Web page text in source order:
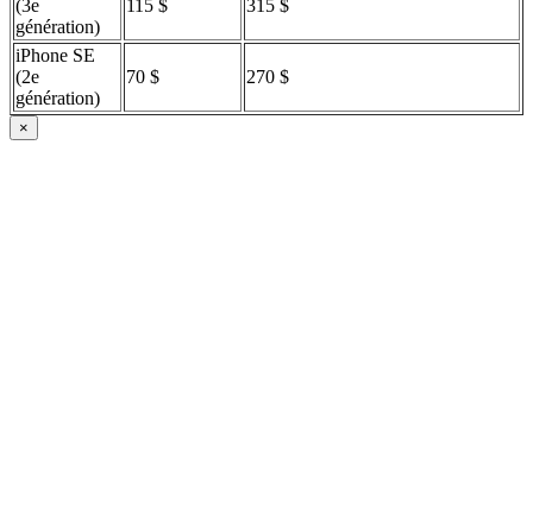
(3e
génération)
115 $ 315 $
iPhone SE
(2e
génération)
70 $ 270 $
×